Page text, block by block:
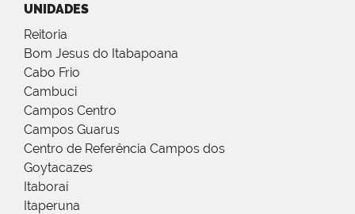
UNIDADES
Reitoria
Bom Jesus do Itabapoana
Cabo Frio
Cambuci
Campos Centro
Campos Guarus
Centro de Referência Campos dos
Goytacazes
Itaboraí
Itaperuna